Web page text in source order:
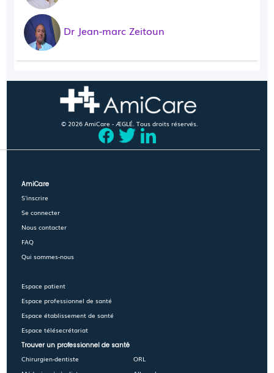
Dr Jean-marc Zeitoun
© 2026 AmiCare - ÆGLÉ. Tous droits réservés.
AmiCare
S'inscrire
Se connecter
Nous contacter
FAQ
Qui sommes-nous
Espace patient
Espace professionnel de santé
Espace établissement de santé
Espace télésecrétariat
Trouver un professionnel de santé
Chirurgien-dentiste
ORL